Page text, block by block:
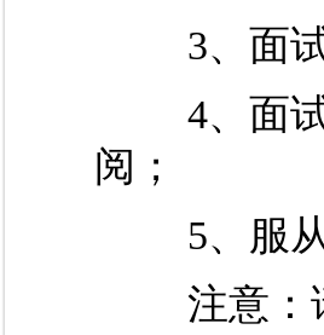
3、面试
4、面试
阅；
5、服从
注意：请